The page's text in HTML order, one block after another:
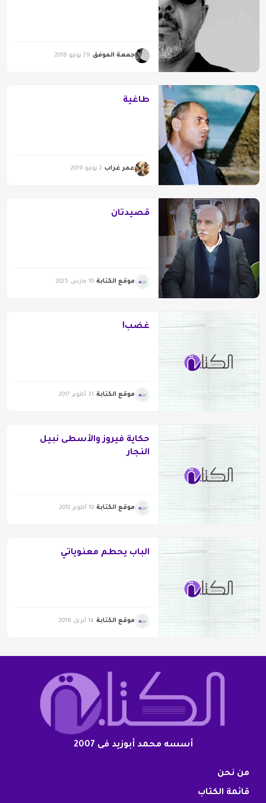
جمعة الموفق 29 يونيو 2018
طاغية
عمر غراب 2 يونيو 2019
قصيدتان
موقع الكتابة 10 مارس 2025
غضب!
موقع الكتابة 31 أكتوبر 2017
حكاية فيروز والأسطى نبيل
النجار
موقع الكتابة 10 أكتوبر 2012
الباب يحطم معنوياتي
موقع الكتابة 14 أبريل 2018
أسسه محمد أبوزيد فى 2007
من نحن
قائمة الكتاب